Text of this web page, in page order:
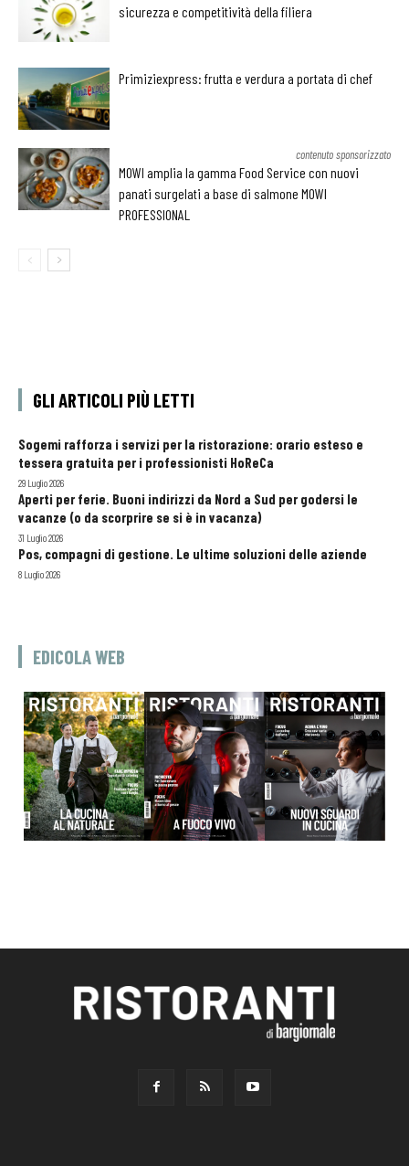
sicurezza e competitività della filiera
Primiziexpress: frutta e verdura a portata di chef
contenuto sponsorizzato
MOWI amplia la gamma Food Service con nuovi
panati surgelati a base di salmone MOWI
PROFESSIONAL
GLI ARTICOLI PIÙ LETTI
Sogemi rafforza i servizi per la ristorazione: orario esteso e
tessera gratuita per i professionisti HoReCa
29 Luglio 2026
Aperti per ferie. Buoni indirizzi da Nord a Sud per godersi le
vacanze (o da scorprire se si è in vacanza)
31 Luglio 2026
Pos, compagni di gestione. Le ultime soluzioni delle aziende
8 Luglio 2026
EDICOLA WEB